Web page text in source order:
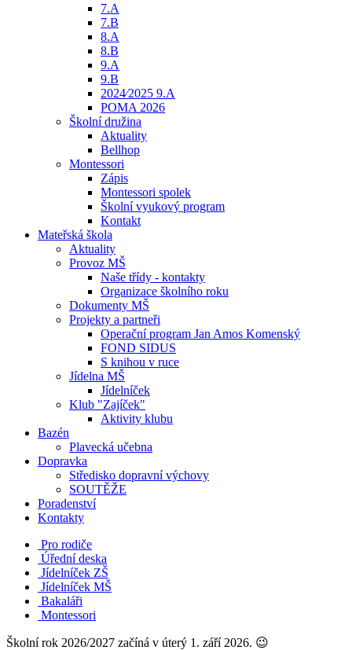
7.A
7.B
8.A
8.B
9.A
9.B
2024⁄2025 9.A
POMA 2026
Školní družina
Aktuality
Bellhop
Montessori
Zápis
Montessori spolek
Školní vyukový program
Kontakt
Mateřská škola
Aktuality
Provoz MŠ
Naše třídy - kontakty
Organizace školního roku
Dokumenty MŠ
Projekty a partneři
Operační program Jan Amos Komenský
FOND SIDUS
S knihou v ruce
Jídelna MŠ
Jídelníček
Klub "Zajíček"
Aktivity klubu
Bazén
Plavecká učebna
Dopravka
Středisko dopravní výchovy
SOUTĚŽE
Poradenství
Kontakty
Pro rodiče
Úřední deska
Jídelníček ZŠ
Jídelníček MŠ
Bakaláři
Montessori
Školní rok 2026/2027 začíná v úterý 1. září 2026. 😉